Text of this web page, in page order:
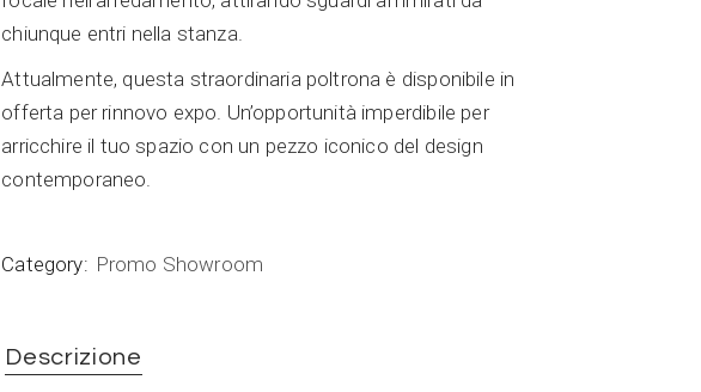
chiunque entri nella stanza.
Attualmente, questa straordinaria poltrona è disponibile in
offerta per rinnovo expo. Un’opportunità imperdibile per
arricchire il tuo spazio con un pezzo iconico del design
contemporaneo.
Category: Promo Showroom
Descrizione